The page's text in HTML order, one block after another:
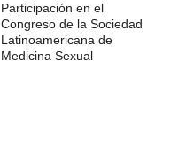
Participación en el
Congreso de la Sociedad
Latinoamericana de
Medicina Sexual